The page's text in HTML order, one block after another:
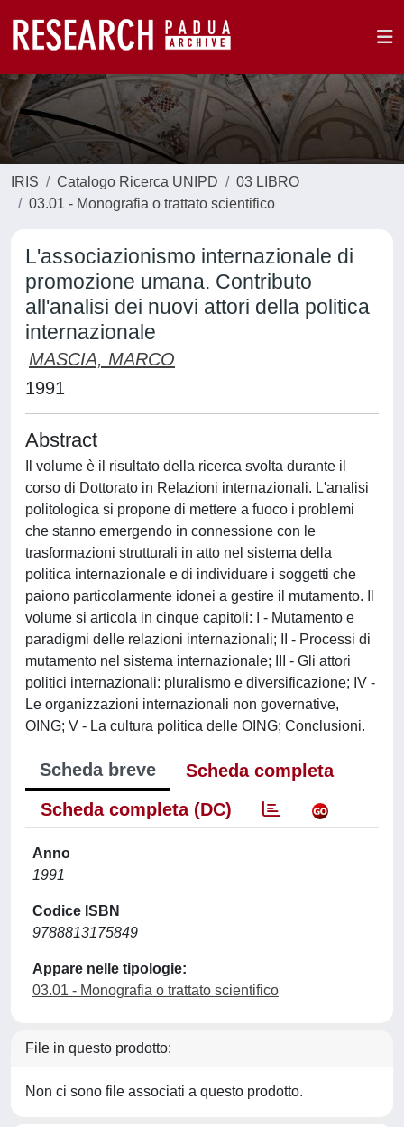
IRIS Catalogo Ricerca UNIPD
03 LIBRO
03.01 - Monografia o trattato scientifico
L'associazionismo internazionale di
promozione umana. Contributo
all'analisi dei nuovi attori della politica
internazionale
MASCIA, MARCO
1991
Abstract
Il volume è il risultato della ricerca svolta durante il
corso di Dottorato in Relazioni internazionali. L'analisi
politologica si propone di mettere a fuoco i problemi
che stanno emergendo in connessione con le
trasformazioni strutturali in atto nel sistema della
politica internazionale e di individuare i soggetti che
paiono particolarmente idonei a gestire il mutamento. Il
volume si articola in cinque capitoli: I - Mutamento e
paradigmi delle relazioni internazionali; II - Processi di
mutamento nel sistema internazionale; III - Gli attori
politici internazionali: pluralismo e diversificazione; IV -
Le organizzazioni internazionali non governative,
OING; V - La cultura politica delle OING; Conclusioni.
Scheda breve
Scheda completa
Scheda completa (DC)
Anno
1991
Codice ISBN
9788813175849
Appare nelle tipologie:
03.01 - Monografia o trattato scientifico
File in questo prodotto:
Non ci sono file associati a questo prodotto.